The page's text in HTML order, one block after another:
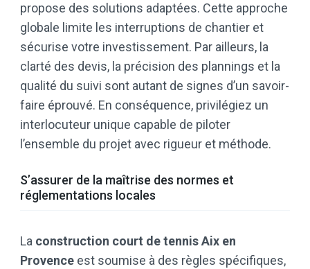
propose des solutions adaptées. Cette approche
globale limite les interruptions de chantier et
sécurise votre investissement. Par ailleurs, la
clarté des devis, la précision des plannings et la
qualité du suivi sont autant de signes d’un savoir-
faire éprouvé. En conséquence, privilégiez un
interlocuteur unique capable de piloter
l’ensemble du projet avec rigueur et méthode.
S’assurer de la maîtrise des normes et
réglementations locales
La construction court de tennis Aix en
Provence est soumise à des règles spécifiques,